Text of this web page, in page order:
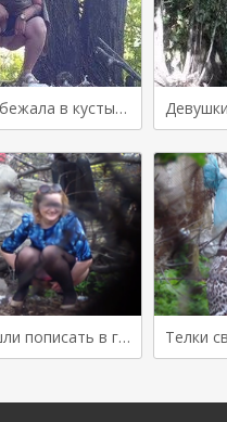
Женщина забежала в кусты и писает возле дерева
Подруги зашли пописать в грязные кусты